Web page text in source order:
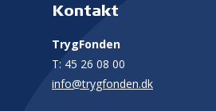
Kontakt
TrygFonden
T: 45 26 08 00
info@trygfonden.dk